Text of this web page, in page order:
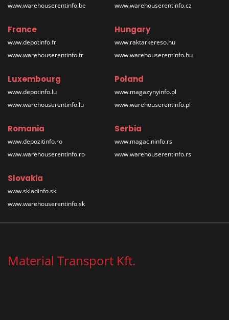
www.warehouserentinfo.be
www.warehouserentinfo.cz
France
www.depotinfo.fr
www.warehouserentinfo.fr
Hungary
www.raktarkereso.hu
www.warehouserentinfo.hu
Luxembourg
www.depotinfo.lu
www.warehouserentinfo.lu
Poland
www.magazynyinfo.pl
www.warehouserentinfo.pl
Romania
www.depozitinfo.ro
www.warehouserentinfo.ro
Serbia
www.magacininfo.rs
www.warehouserentinfo.rs
Slovakia
www.skladinfo.sk
www.warehouserentinfo.sk
Material Transport Kft.